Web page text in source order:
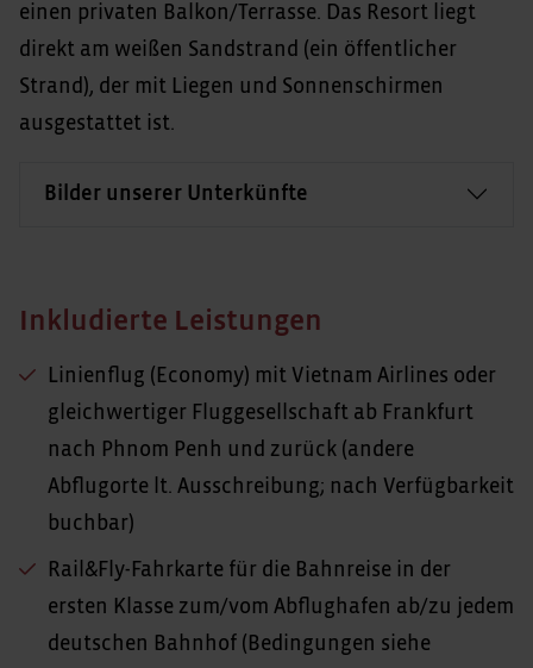
einen privaten Balkon/Terrasse. Das Resort liegt
direkt am weißen Sandstrand (ein öffentlicher
Strand), der mit Liegen und Sonnenschirmen
ausgestattet ist.
Bilder unserer Unterkünfte
Inkludierte Leistungen
Linienflug (Economy) mit Vietnam Airlines oder
gleichwertiger Fluggesellschaft ab Frankfurt
nach Phnom Penh und zurück (andere
Abflugorte lt. Ausschreibung; nach Verfügbarkeit
buchbar)
Rail&Fly-Fahrkarte für die Bahnreise in der
ersten Klasse zum/vom Abflughafen ab/zu jedem
deutschen Bahnhof (Bedingungen siehe